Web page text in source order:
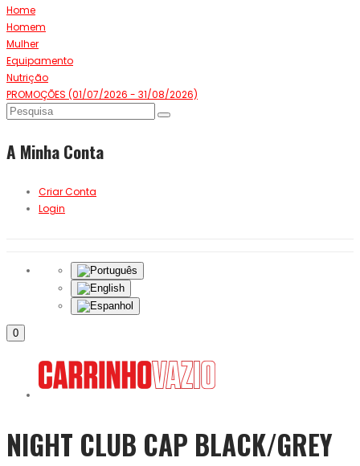
Home
Homem
Mulher
Equipamento
Nutrição
PROMOÇÕES (01/07/2026 - 31/08/2026)
A Minha Conta
Criar Conta
Login
0
NIGHT CLUB CAP BLACK/GREY